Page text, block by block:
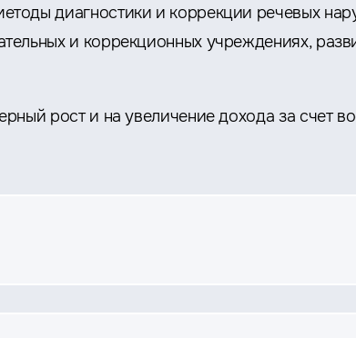
диагностики и коррекции речевых
и коррекционных учреждениях,
рост и на увеличение дохода за счет